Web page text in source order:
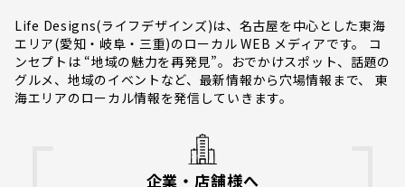
Life Designs(ライフデザインズ)は、名古屋を中心とした東海
エリア(愛知・岐阜・三重)のローカル WEB メディアです。 コ
ンセプトは “地域の魅力を再発見”。おでかけスポット、話題の
グルメ、地域のイベントなど、最新情報から穴場情報まで、 東
海エリアのローカル情報を発信していきます。
企業・店舗様へ